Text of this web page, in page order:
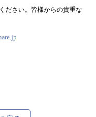
ださい。皆様からの貴重な